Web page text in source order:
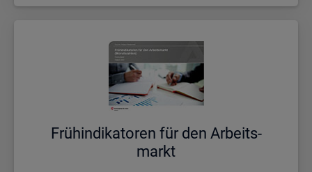
Früh­in­di­ka­to­ren für den Ar­beits­
markt